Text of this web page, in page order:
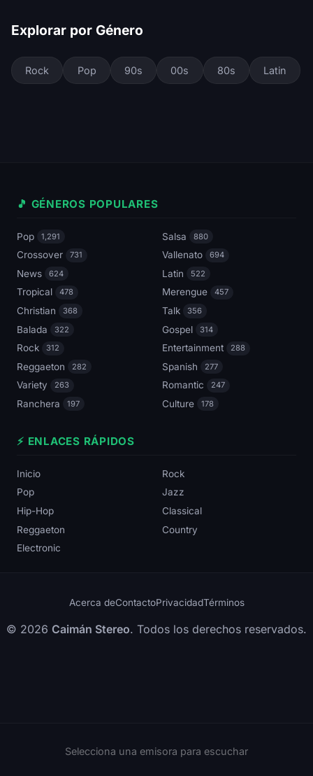
Explorar por Género
Rock Pop 90s 00s 80s Latin
🎵 GÉNEROS POPULARES
Pop 1,291 Salsa 880
Crossover 731 Vallenato 694
News 624 Latin 522
Tropical 478 Merengue 457
Christian 368 Talk 356
Balada 322 Gospel 314
Rock 312 Entertainment 288
Reggaeton 282 Spanish 277
Variety 263 Romantic 247
Ranchera 197 Culture 178
⚡ ENLACES RÁPIDOS
Inicio
Rock
Pop
Jazz
Hip-Hop
Classical
Reggaeton
Country
Electronic
Acerca deContactoPrivacidadTérminos
© 2026 Caimán Stereo. Todos los derechos reservados.
Selecciona una emisora para escuchar